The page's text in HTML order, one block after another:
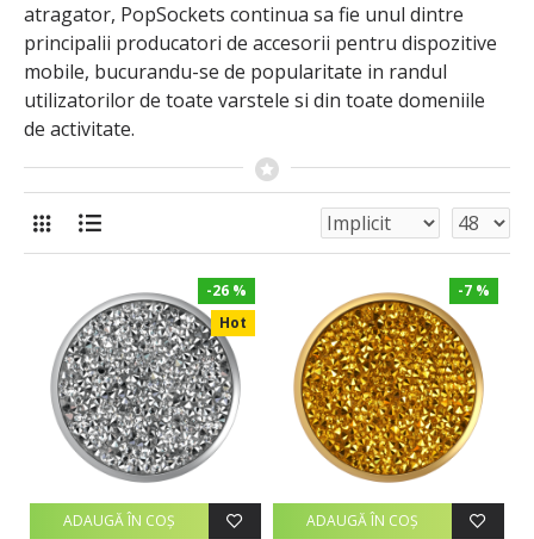
atragator, PopSockets continua sa fie unul dintre
principalii producatori de accesorii pentru dispozitive
mobile, bucurandu-se de popularitate in randul
utilizatorilor de toate varstele si din toate domeniile
de activitate.
Hot
-26 %
ADAUGĂ ÎN COŞ
-7 %
ADAUGĂ ÎN COŞ